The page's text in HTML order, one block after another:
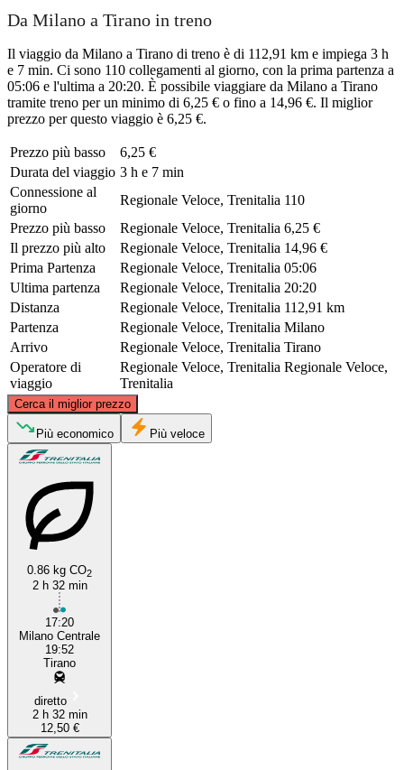
Da Milano a Tirano in treno
Il viaggio da Milano a Tirano di treno è di 112,91 km e impiega 3 h
e 7 min. Ci sono 110 collegamenti al giorno, con la prima partenza a
05:06 e l'ultima a 20:20. È possibile viaggiare da Milano a Tirano
tramite treno per un minimo di 6,25 € o fino a 14,96 €. Il miglior
prezzo per questo viaggio è 6,25 €.
Prezzo più basso
6,25 €
Durata del viaggio 3 h e 7 min
Connessione al
giorno
Regionale Veloce, Trenitalia 110
Prezzo più basso
Regionale Veloce, Trenitalia 6,25 €
Il prezzo più alto
Regionale Veloce, Trenitalia 14,96 €
Prima Partenza
Regionale Veloce, Trenitalia 05:06
Ultima partenza
Regionale Veloce, Trenitalia 20:20
Distanza
Regionale Veloce, Trenitalia 112,91 km
Partenza
Regionale Veloce, Trenitalia Milano
Arrivo
Regionale Veloce, Trenitalia Tirano
Operatore di
viaggio
Regionale Veloce, Trenitalia Regionale Veloce,
Trenitalia
Cerca il miglior prezzo
Più economico Più veloce
0.86 kg CO2
2 h 32 min
17:20
Milano Centrale
19:52
Tirano
diretto
2 h 32 min
12,50 €